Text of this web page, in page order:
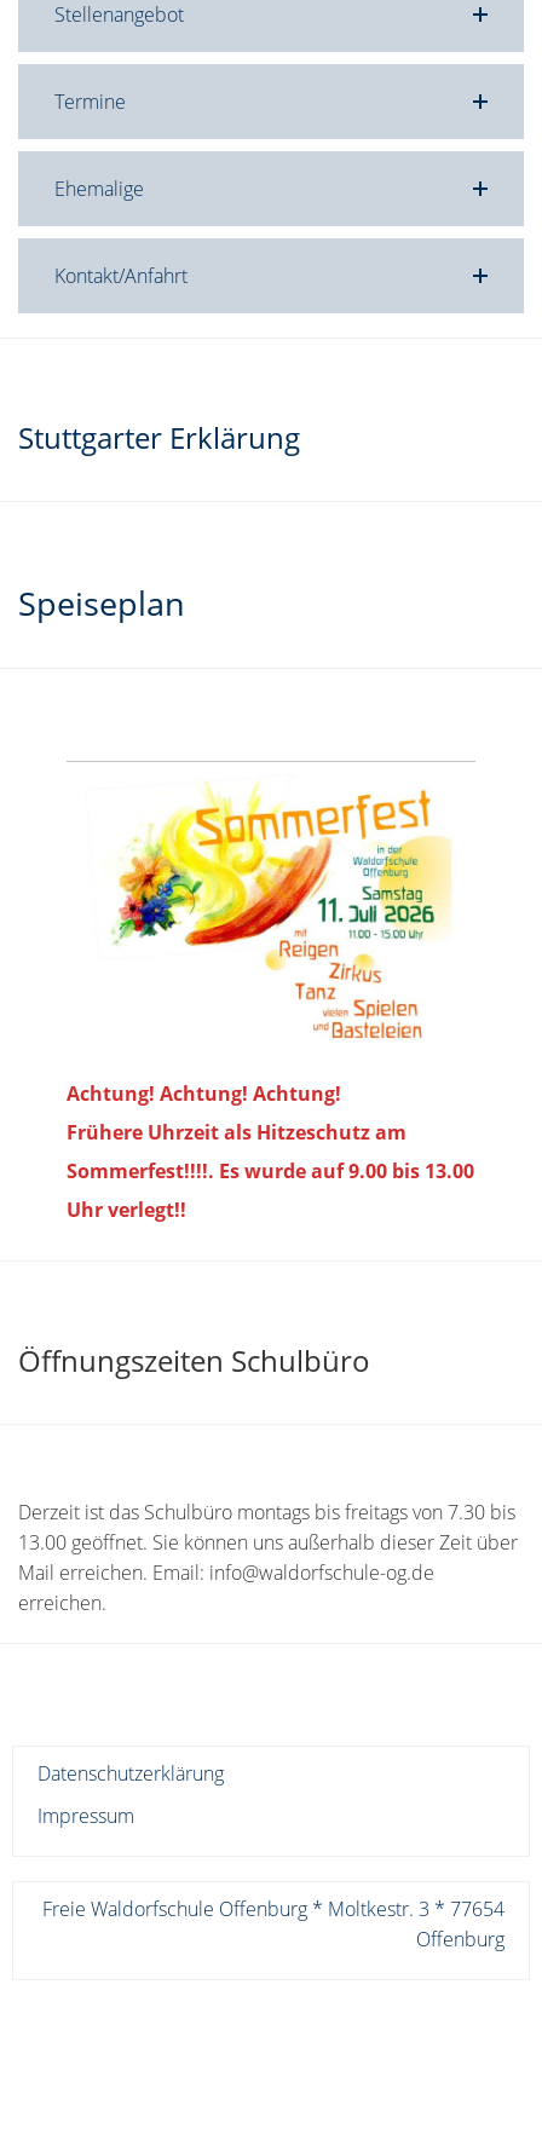
Stellenangebot
Termine
Ehemalige
Kontakt/Anfahrt
Stuttgarter Erklärung
Speiseplan
Achtung! Achtung! Achtung!
Frühere Uhrzeit als Hitzeschutz am
Sommerfest!!!!. Es wurde auf 9.00 bis 13.00
Uhr verlegt!!
Öffnungszeiten Schulbüro
Derzeit ist das Schulbüro montags bis freitags von 7.30 bis
13.00 geöffnet. Sie können uns außerhalb dieser Zeit über
Mail erreichen. Email: info@waldorfschule-og.de
erreichen.
Datenschutzerklärung
Impressum
Freie Waldorfschule Offenburg * Moltkestr. 3 * 77654
Offenburg